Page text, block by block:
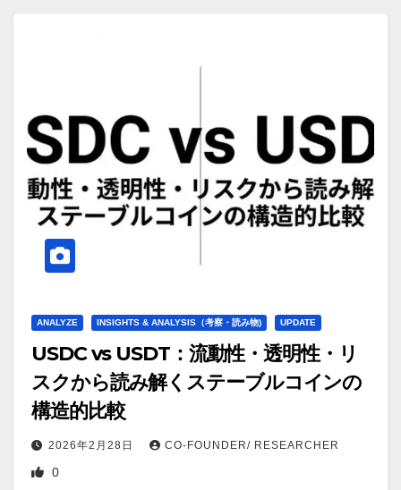
ANALYZE INSIGHTS & ANALYSIS（考察・読み物) UPDATE
USDC vs USDT：流動性・透明性・リ
スクから読み解くステーブルコインの
構造的比較
2026年2月28日 CO-FOUNDER/ RESEARCHER
0